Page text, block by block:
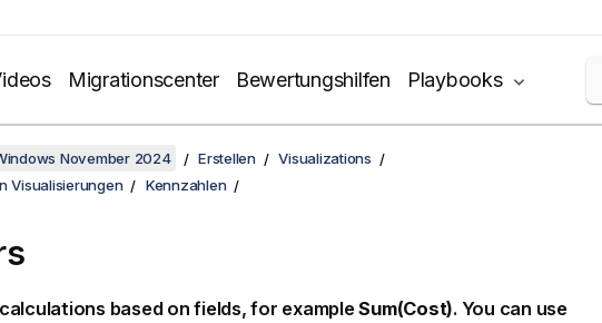
Migrationscenter Bewertungshilfen Playbooks
November 2024 Erstellen
Visualizations
Visualisierungen
Kennzahlen
based on fields, for exampleSum(Cost). You can use